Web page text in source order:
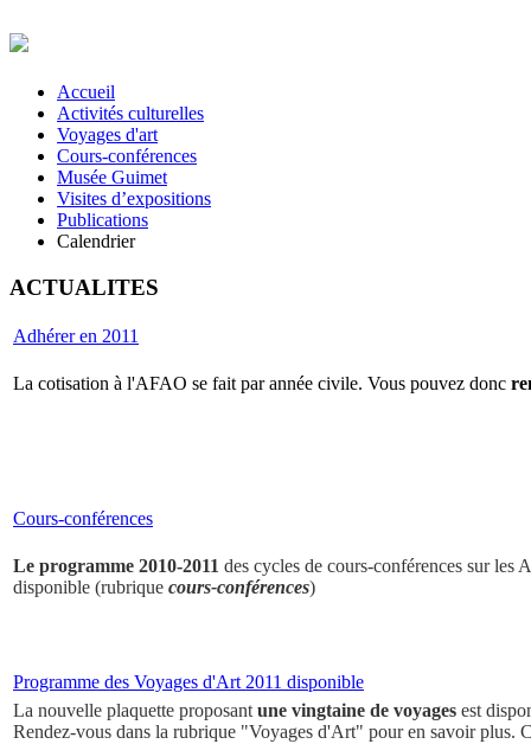
Accueil
Activités culturelles
Voyages d'art
Cours-conférences
Musée Guimet
Visites d’expositions
Publications
Calendrier
ACTUALITES
Adhérer en 2011
La cotisation à l'AFAO se fait par année civile. Vous pouvez donc
Cours-conférences
Le programme 2010-2011 des cycles de cours-conférences sur
disponible (rubrique cours-conférences)
Programme des Voyages d'Art 2011 disponible
La nouvelle plaquette proposantune vingtaine de voyages est
Rendez-vous dans la rubrique "Voyages d'Art" pour en savoir plus.